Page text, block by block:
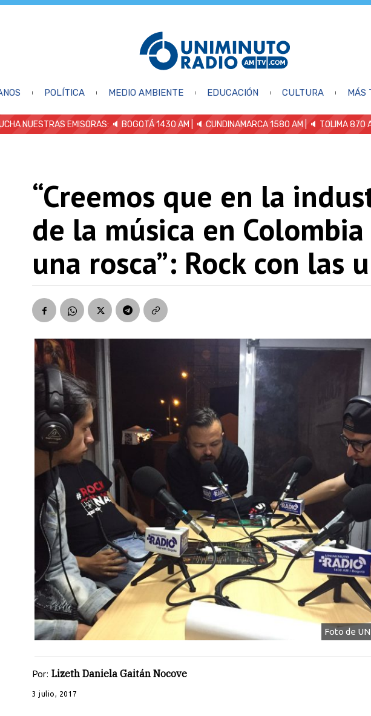
POLÍTICA MEDIO AMBIENTE EDUCACIÓN CULTURA MÁS
NUESTRAS EMISORAS: 🔈 BOGOTÁ 1430 AM | 🔈 CUNDINAMARCA 1580 AM | 🔈 TOLIMA 870
“Creemos que en la
de la música en
una rosca”: Rock con las
Foto de
Por: Lizeth Daniela Gaitán Nocove
3 julio, 2017